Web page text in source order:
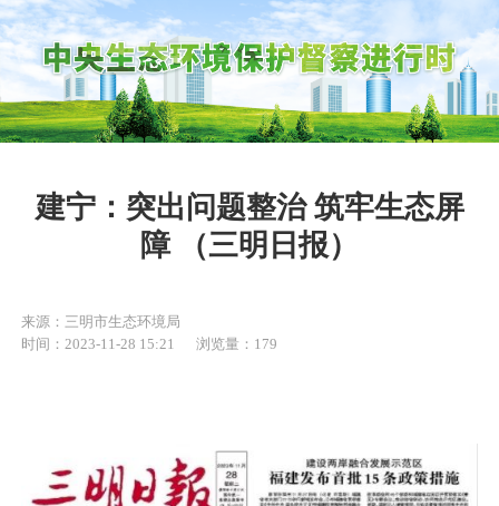
建宁：突出问题整治 筑牢生态屏
障 （三明日报）
来源：三明市生态环境局
时间：2023-11-28 15:21
浏览量：179